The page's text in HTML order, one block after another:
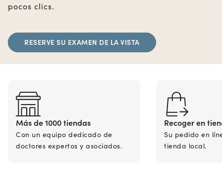
pocos clics.
RESERVE SU EXAMEN DE LA VISTA
Más de 1000 tiendas
Con un equipo dedicado de
doctores expertos y asociados.
Recoger en
Su pedido en
tienda local.